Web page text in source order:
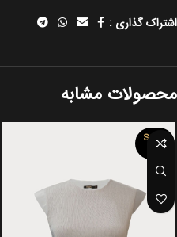
اشتراک گذاری :
محصولات مشابه
SOLD
OUT